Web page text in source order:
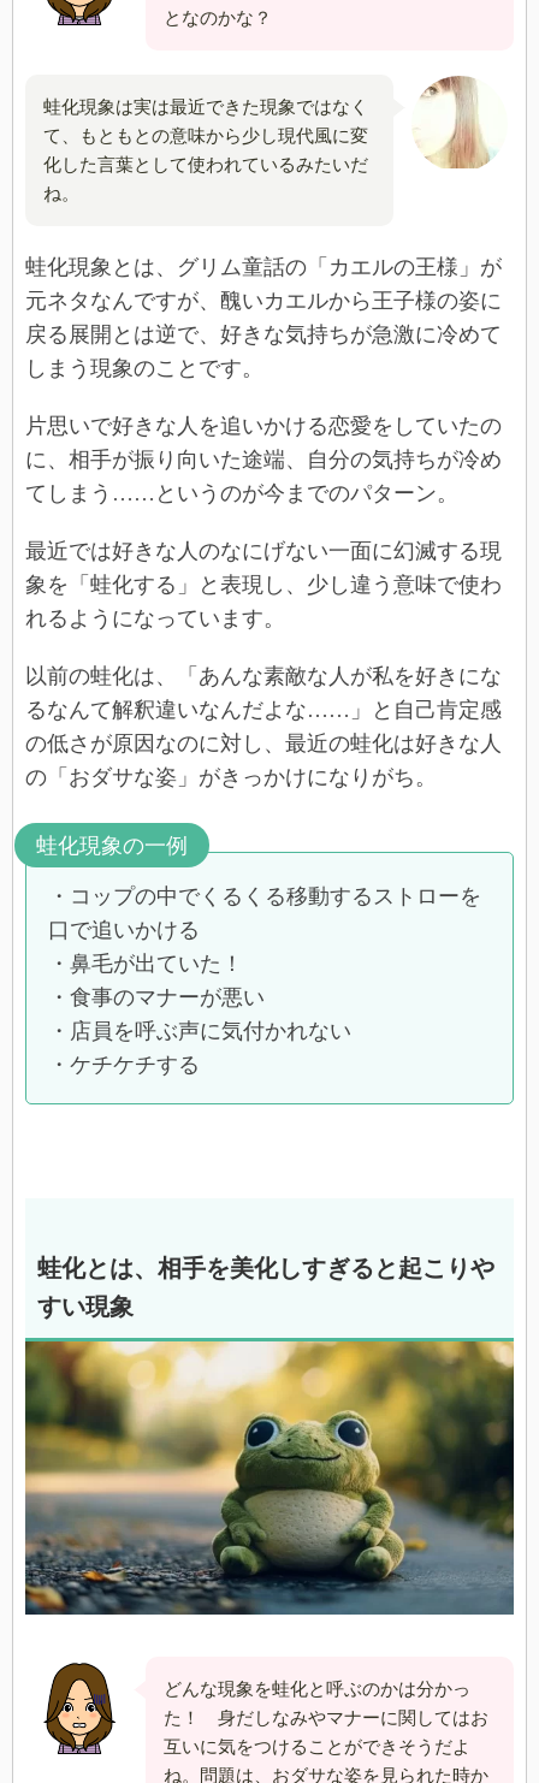
となのかな？
蛙化現象は実は最近できた現象ではなく
て、もともとの意味から少し現代風に変
化した言葉として使われているみたいだ
ね。
蛙化現象とは、グリム童話の「カエルの王様」が
元ネタなんですが、醜いカエルから王子様の姿に
戻る展開とは逆で、好きな気持ちが急激に冷めて
しまう現象のことです。
片思いで好きな人を追いかける恋愛をしていたの
に、相手が振り向いた途端、自分の気持ちが冷め
てしまう……というのが今までのパターン。
最近では好きな人のなにげない一面に幻滅する現
象を「蛙化する」と表現し、少し違う意味で使わ
れるようになっています。
以前の蛙化は、「あんな素敵な人が私を好きにな
るなんて解釈違いなんだよな……」と自己肯定感
の低さが原因なのに対し、最近の蛙化は好きな人
の「おダサな姿」がきっかけになりがち。
蛙化現象の一例
・コップの中でくるくる移動するストローを
口で追いかける
・鼻毛が出ていた！
・食事のマナーが悪い
・店員を呼ぶ声に気付かれない
・ケチケチする
蛙化とは、相手を美化しすぎると起こりや
すい現象
どんな現象を蛙化と呼ぶのかは分かっ
た！ 身だしなみやマナーに関してはお
互いに気をつけることができそうだよ
ね。問題は、おダサな姿を見られた時か